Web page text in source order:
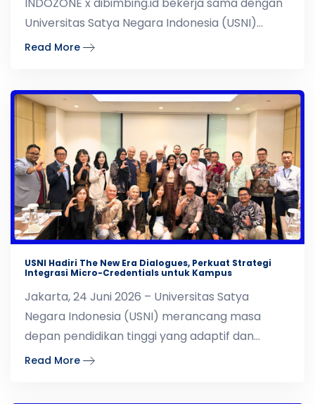
Universitas Satya Negara Indonesia (USNI)
menyelenggarakan
Read More
USNI Hadiri The New Era Dialogues, Perkuat Strategi
Integrasi Micro-Credentials untuk Kampus
Jakarta, 24 Juni 2026 – Universitas Satya
Negara Indonesia (USNI) merancang masa
depan pendidikan tinggi yang adaptif dan
relevan, salah satunya
Read More